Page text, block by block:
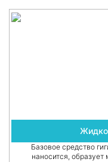
Базовое средство
наносится,